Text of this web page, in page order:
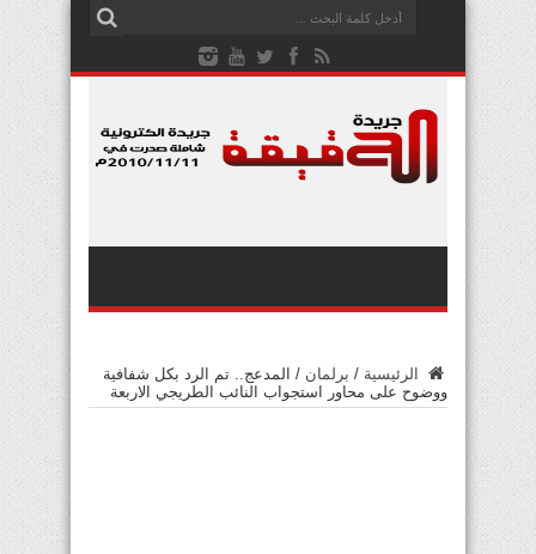
الرئيسية / برلمان / المدعج.. تم الرد بكل شفافية
ووضوح على محاور استجواب النائب الطريجي الاربعة